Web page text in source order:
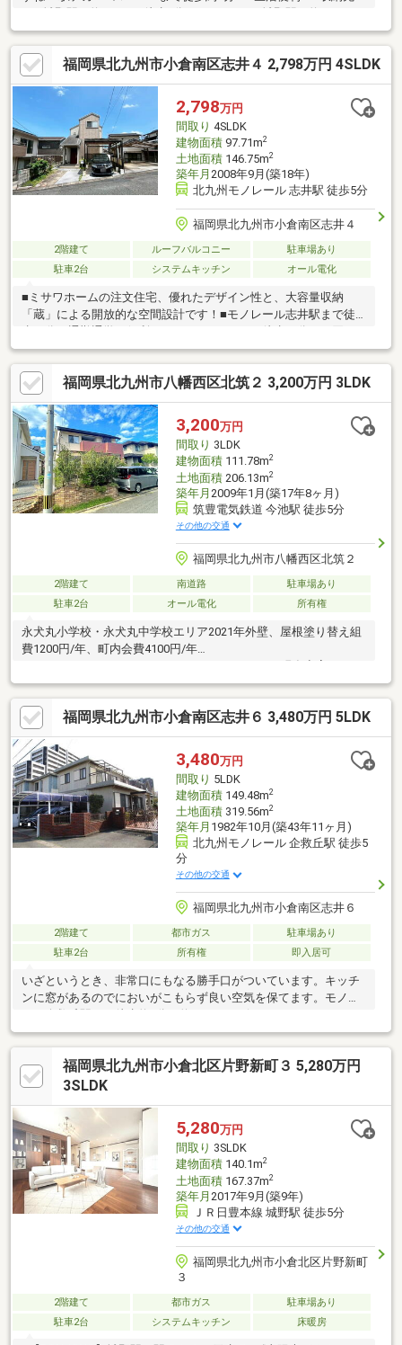
（徒歩16分）●モノレール片野駅 約1328ｍ（徒歩17分）●西鉄バ
ス「城野駅前」停 約182ｍ（徒歩3分）●城野小学校 約995ｍ
（徒歩13分）●城南中学校 約963ｍ（徒歩13分）●マルショク重
住店 約40ｍ（徒歩1分）●ファミリーマート小倉城野駅北店 約
460ｍ（徒歩6分）
福岡県北九州市小倉南区志井４ 2,798万円 4SLDK
2,798万円
間取り 4SLDK
建物面積97.71m2
土地面積146.75m2
築年月 2008年9月(築18年)
北九州モノレール 志井駅 徒歩5分
福岡県北九州市小倉南区志井４
2階建て ルーフバルコニー
駐車場あり
駐車2台
システムキッチン オール電化
■ミサワホームの注文住宅、優れたデザイン性と、大容量収納
「蔵」による開放的な空間設計です！■モノレール志井駅まで徒
物便利です！■志井小学校、志徳中学校！
福岡県北九州市八幡西区北筑２ 3,200万円 3LDK
3,200万円
間取り 3LDK
建物面積111.78m2
土地面積206.13m2
築年月 2009年1月(築17年8ヶ月)
筑豊電気鉄道 今池駅 徒歩5分
その他の交通
福岡県北九州市八幡西区北筑２
2階建て 南道路
駐車場あり
駐車2台
オール電化 所有権
永犬丸小学校・永犬丸中学校エリア2021年外壁、屋根塗り替え組
費1200円/年、町内会費4100円/年
日曜日・祝日の内覧も可能です。営業時間 10時～16時（休：水曜
日、第2、3火曜日） この時間帯はお電話でのお問い合わせがスム
ーズにご案内できます。右下の電話ボタンをタッチ！もしくはお
気軽にお電話ください 0120-210-
393━━━━━━━━━━━━━━━━━━━━━━□□
福岡県北九州市小倉南区志井６ 3,480万円 5LDK
3,480万円
間取り 5LDK
建物面積149.48m2
土地面積319.56m2
築年月 1982年10月(築43年11ヶ月)
北九州モノレール 企救丘駅 徒歩5
分
その他の交通
福岡県北九州市小倉南区志井６
2階建て 都市ガス
駐車場あり
駐車2台
所有権 即入居可
いざというとき、非常口にもなる勝手口がついています。キッチ
ンに窓があるのでにおいがこもらず良い空気を保てます。モノレ
2駅利用できる場所にあるので利便性が高いです。お気軽に株式会
社福岡地所へお問い合わせください。当社スタッフがお客様のサ
ポートをさせていただきます。
福岡県北九州市小倉北区片野新町３ 5,280万円
3SLDK
5,280万円
間取り 3SLDK
建物面積140.1m2
土地面積167.37m2
築年月 2017年9月(築9年)
ＪＲ日豊本線 城野駅 徒歩5分
その他の交通
福岡県北九州市小倉北区片野新町
３
2階建て 都市ガス
駐車場あり
駐車2台
システムキッチン 床暖房